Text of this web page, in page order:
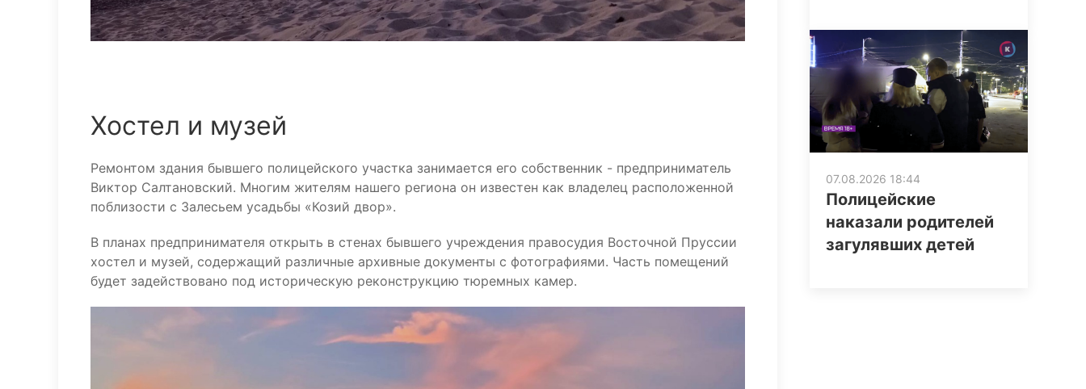
Хостел и музей
Ремонтом здания бывшего полицейского участка занимается его собственник - предприниматель
Виктор Салтановский. Многим жителям нашего региона он известен как владелец расположенной
поблизости с Залесьем усадьбы «Козий двор».
В планах предпринимателя открыть в стенах бывшего учреждения правосудия Восточной Пруссии
хостел и музей, содержащий различные архивные документы с фотографиями. Часть помещений
будет задействовано под историческую реконструкцию тюремных камер.
07.08.2026 18:44
Полицейские
наказали родителей
загулявших детей